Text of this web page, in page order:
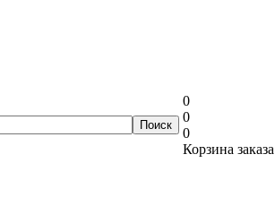
0
0
0
Корзина заказа